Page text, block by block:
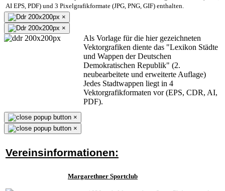
AI EPS, PDF) und 3 Pixelgrafikformate (JPG, PNG, GIF) enthalten.
×
×
Als Vorlage für die hier gezeichneten
Vektorgrafiken diente das "Lexikon Städte
und Wappen der Deutschen
Demokratischen Republik" (2.
neubearbeitete und erweiterte Auflage)
Jedes Stadtwappen liegt in 4
Vektorgrafikformaten vor (EPS, CDR, AI,
PDF).
×
×
Vereinsinformationen:
Margarethner Sportclub